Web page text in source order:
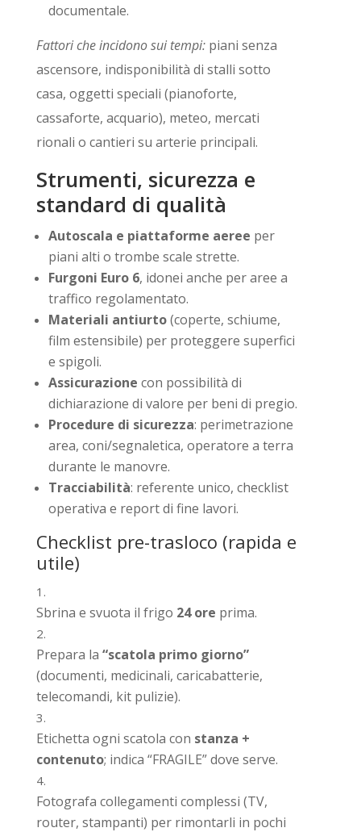
documentale.
Fattori che incidono sui tempi:piani senza
ascensore, indisponibilità di stalli sotto
casa, oggetti speciali (pianoforte,
cassaforte, acquario), meteo, mercati
rionali o cantieri su arterie principali.
Strumenti, sicurezza e
standard di qualità
Autoscala e piattaforme aeree per
piani alti o trombe scale strette.
Furgoni Euro 6, idonei anche per aree a
traffico regolamentato.
Materiali antiurto(coperte, schiume,
film estensibile) per proteggere superfici
e spigoli.
Assicurazione con possibilità di
dichiarazione di valore per beni di pregio.
Procedure di sicurezza: perimetrazione
area, coni/segnaletica, operatore a terra
durante le manovre.
Tracciabilità: referente unico, checklist
operativa e report di fine lavori.
Checklist pre-trasloco (rapida e
utile)
Sbrina e svuota il frigo 24 ore prima.
Prepara la “scatola primo giorno”
(documenti, medicinali, caricabatterie,
telecomandi, kit pulizie).
Etichetta ogni scatola con stanza +
contenuto; indica “FRAGILE” dove serve.
Fotografa collegamenti complessi (TV,
router, stampanti) per rimontarli in pochi